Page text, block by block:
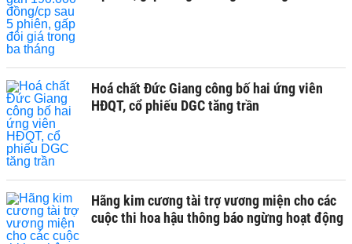
Hoá chất Đức Giang công bố hai ứng viên
HĐQT, cổ phiếu DGC tăng trần
Hãng kim cương tài trợ vương miện cho các
cuộc thi hoa hậu thông báo ngừng hoạt động